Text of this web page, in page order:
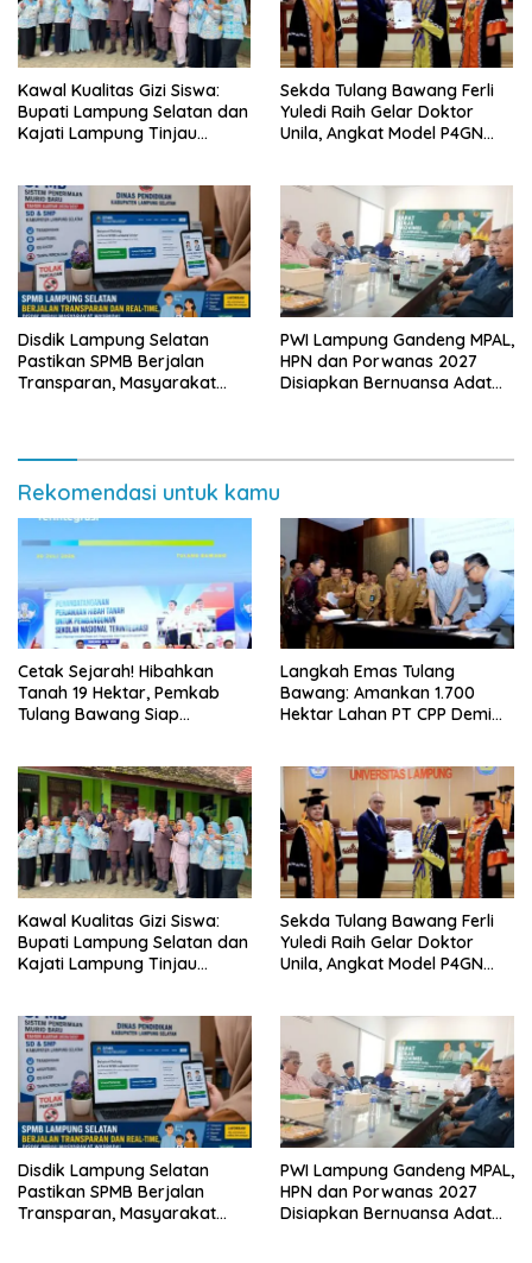
Kawal Kualitas Gizi Siswa:
Bupati Lampung Selatan dan
Kajati Lampung Tinjau
Sekda Tulang Bawang Ferli
Yuledi Raih Gelar Doktor
Unila, Angkat Model P4GN
Disdik Lampung Selatan
Pastikan SPMB Berjalan
Transparan, Masyarakat
PWI Lampung Gandeng MPAL,
HPN dan Porwanas 2027
Disiapkan Bernuansa Adat
Rekomendasi untuk kamu
Cetak Sejarah! Hibahkan
Tanah 19 Hektar, Pemkab
Tulang Bawang Siap
Lampung
Langkah Emas Tulang
Bawang: Amankan 1.700
Hektar Lahan PT CPP Demi
Kawal Kualitas Gizi Siswa:
Bupati Lampung Selatan dan
Kajati Lampung Tinjau
Sekda Tulang Bawang Ferli
Yuledi Raih Gelar Doktor
Unila, Angkat Model P4GN
Disdik Lampung Selatan
Pastikan SPMB Berjalan
Transparan, Masyarakat
PWI Lampung Gandeng MPAL,
HPN dan Porwanas 2027
Disiapkan Bernuansa Adat